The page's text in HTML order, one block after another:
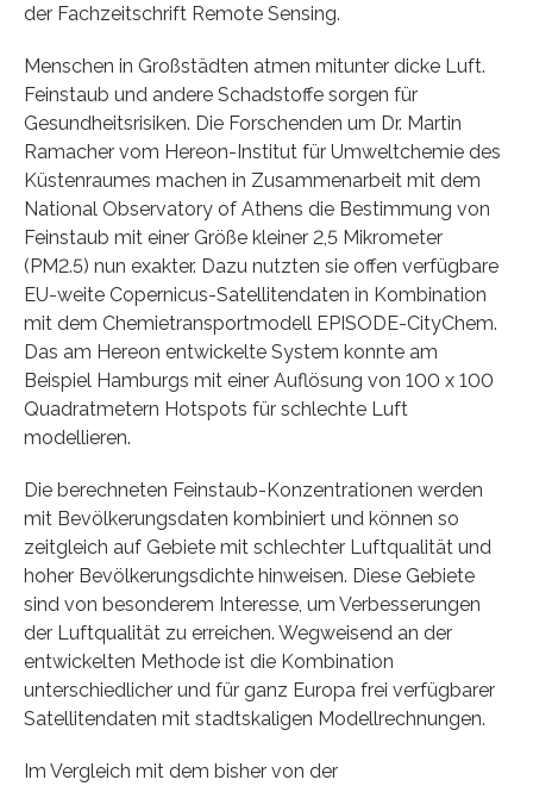
der Fachzeitschrift Remote Sensing.
Menschen in Großstädten atmen mitunter dicke Luft.
Feinstaub und andere Schadstoffe sorgen für
Gesundheitsrisiken. Die Forschenden um Dr. Martin
Ramacher vom Hereon-Institut für Umweltchemie des
Küstenraumes machen in Zusammenarbeit mit dem
National Observatory of Athens die Bestimmung von
Feinstaub mit einer Größe kleiner 2,5 Mikrometer
(PM2.5) nun exakter. Dazu nutzten sie offen verfügbare
EU-weite Copernicus-Satellitendaten in Kombination
mit dem Chemietransportmodell EPISODE-CityChem.
Das am Hereon entwickelte System konnte am
Beispiel Hamburgs mit einer Auflösung von 100 x 100
Quadratmetern Hotspots für schlechte Luft
modellieren.
Die berechneten Feinstaub-Konzentrationen werden
mit Bevölkerungsdaten kombiniert und können so
zeitgleich auf Gebiete mit schlechter Luftqualität und
hoher Bevölkerungsdichte hinweisen. Diese Gebiete
sind von besonderem Interesse, um Verbesserungen
der Luftqualität zu erreichen. Wegweisend an der
entwickelten Methode ist die Kombination
unterschiedlicher und für ganz Europa frei verfügbarer
Satellitendaten mit stadtskaligen Modellrechnungen.
Im Vergleich mit dem bisher von der